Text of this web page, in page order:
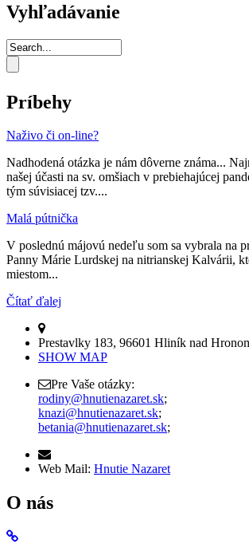
Vyhľadávanie
Príbehy
Naživo či on-line?
Nadhodená otázka je nám dôverne známa...
našej účasti na sv. omšiach v prebiehajúcej
tým súvisiacej tzv....
Malá pútnička
V poslednú májovú nedeľu som sa vybrala na
Panny Márie Lurdskej na nitrianskej Kalvárii,
miestom...
Čítať ďalej
Prestavlky 183, 96601 Hliník nad
SHOW MAP
Pre Vaše otázky:
rodiny@hnutienazaret.sk;
knazi@hnutienazaret.sk;
betania@hnutienazaret.sk;
Web Mail: Hnutie Nazaret
O nás